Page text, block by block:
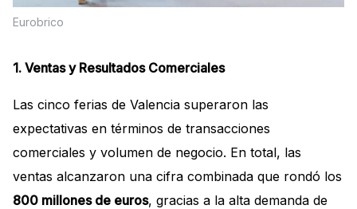
Eurobrico
1. Ventas y Resultados Comerciales
Las cinco ferias de Valencia superaron las
expectativas en términos de transacciones
comerciales y volumen de negocio. En total, las
ventas alcanzaron una cifra combinada que rondó los
800 millones de euros, gracias a la alta demanda de